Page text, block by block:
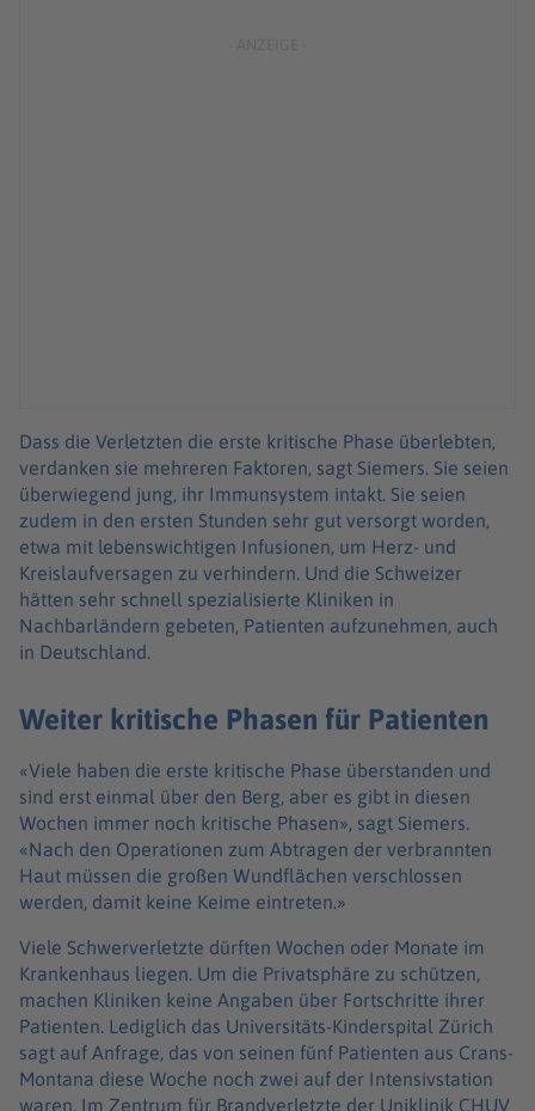
Dass die Verletzten die erste kritische Phase überlebten,
verdanken sie mehreren Faktoren, sagt Siemers. Sie seien
überwiegend jung, ihr Immunsystem intakt. Sie seien
zudem in den ersten Stunden sehr gut versorgt worden,
etwa mit lebenswichtigen Infusionen, um Herz- und
Kreislaufversagen zu verhindern. Und die Schweizer
hätten sehr schnell spezialisierte Kliniken in
Nachbarländern gebeten, Patienten aufzunehmen, auch
in Deutschland.
Weiter kritische Phasen für Patienten
«Viele haben die erste kritische Phase überstanden und
sind erst einmal über den Berg, aber es gibt in diesen
Wochen immer noch kritische Phasen», sagt Siemers.
«Nach den Operationen zum Abtragen der verbrannten
Haut müssen die großen Wundflächen verschlossen
werden, damit keine Keime eintreten.»
Viele Schwerverletzte dürften Wochen oder Monate im
Krankenhaus liegen. Um die Privatsphäre zu schützen,
machen Kliniken keine Angaben über Fortschritte ihrer
Patienten. Lediglich das Universitäts-Kinderspital Zürich
sagt auf Anfrage, das von seinen fünf Patienten aus Crans-
Montana diese Woche noch zwei auf der Intensivstation
waren. Im Zentrum für Brandverletzte der Uniklinik CHUV